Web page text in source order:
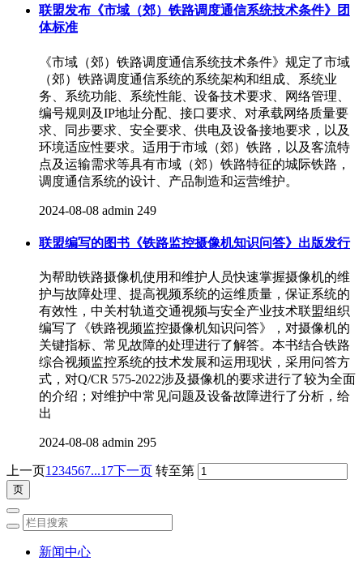
联盟发布《市域（郊）铁路调度通信系统技术条件》团
体标准
《市域（郊）铁路调度通信系统技术条件》规定了市域
（郊）铁路调度通信系统的系统架构和组成、系统业
务、系统功能、系统性能、设备技术要求、网络管理、
编号规则及IP地址分配、接口要求、对承载网络质量要
求、同步要求、安全要求、供电及设备接地要求，以及
环境适应性要求。适用于市域（郊）铁路，以及客流特
点及运输需求等具有市域（郊）铁路特征的城际铁路，
调度通信系统的设计、产品制造和运营维护。
2024-08-08 admin 249
联盟编写的图书《铁路监控摄像机知识问答》出版发行
为帮助铁路摄像机使用和维护人员快速掌握摄像机的维
护与故障处理、提高视频系统的运维质量，保证系统的
有效性，中关村轨道交通视频与安全产业技术联盟组织
编写了《铁路视频监控摄像机知识问答》，对摄像机的
关键指标、常见故障的处理进行了解答。本书结合铁路
综合视频监控系统的技术发展和运用现状，采用问答方
式，对Q/CR 575-2022涉及摄像机的要求进行了较为全面
的介绍；对维护中常见问题及设备故障进行了分析，给
出
2024-08-08 admin 295
上一页1 234567...17下一页 转至第
新闻中心